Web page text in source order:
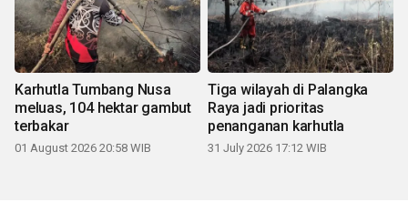
Karhutla Tumbang Nusa
meluas, 104 hektar gambut
terbakar
01 August 2026 20:58 WIB
Tiga wilayah di Palangka
Raya jadi prioritas
penanganan karhutla
31 July 2026 17:12 WIB